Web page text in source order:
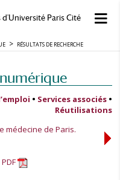
Paris Cité
RÉSULTATS DE RECHERCHE
• Services associés •
Réutilisations
médecine de Paris.
PDF